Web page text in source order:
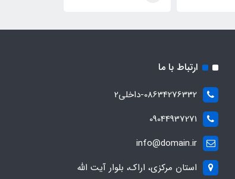
ارتباط با ما
08634276332-داخلی2
09044937271
info@domain.ir
استان مرکزی، اراک، بلوار آیت الله